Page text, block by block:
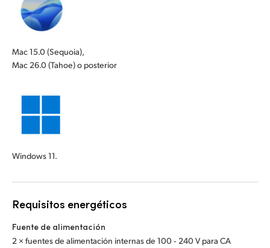
Mac 15.0 (Sequoia),
Mac 26.0 (Tahoe) o posterior
Windows 11.
Requisitos energéticos
Fuente de alimentación
2 × fuentes de alimentación internas de 100 ‑ 240 V para CA